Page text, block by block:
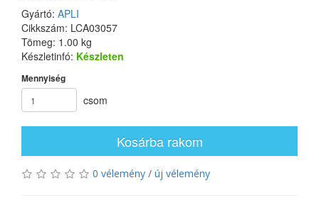
Gyártó: APLI
Cikkszám: LCA03057
Tömeg: 1.00 kg
Készletinfó: Készleten
Mennyiség
csom
Kosárba rakom
0 vélemény / új vélemény